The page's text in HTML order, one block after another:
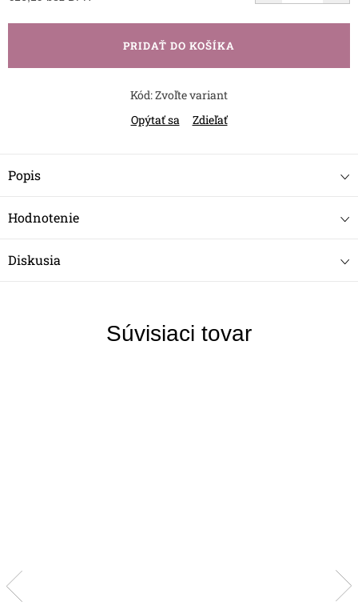
cena:
PRIDAŤ DO KOŠÍKA
Kód:Zvoľte variant
Opýtať sa
Zdieľať
Popis
Hodnotenie
Diskusia
Súvisiaci tovar